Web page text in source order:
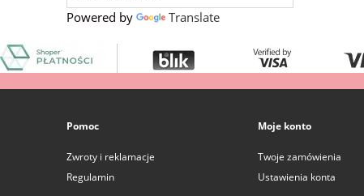
Powered by Translate
Pomoc
Zwroty i reklamacje
Regulamin
Moje konto
Twoje zamówienia
Ustawienia konta